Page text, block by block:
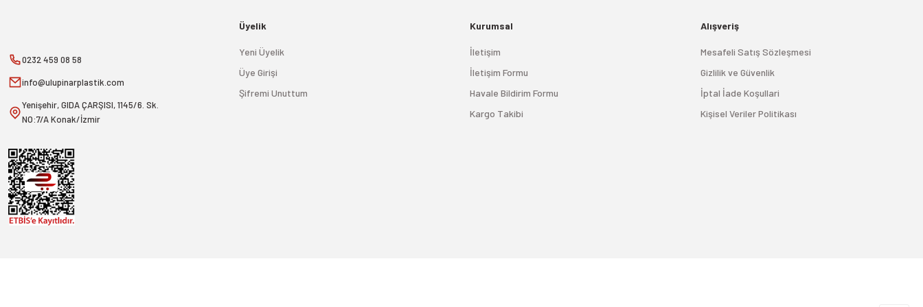
0232 459 08 58
info@ulupinarplastik.com
Yenişehir, GIDA ÇARŞISI, 1145/6. Sk.
NO:7/A Konak/İzmir
Üyelik
Yeni Üyelik
Üye Girişi
Şifremi Unuttum
Kurumsal
İletişim
İletişim Formu
Havale Bildirim Formu
Kargo Takibi
Alışveriş
Mesafeli Satış Sözleşmesi
Gizlilik ve Güvenlik
İptal İade Koşullari
Kişisel Veriler Politikası